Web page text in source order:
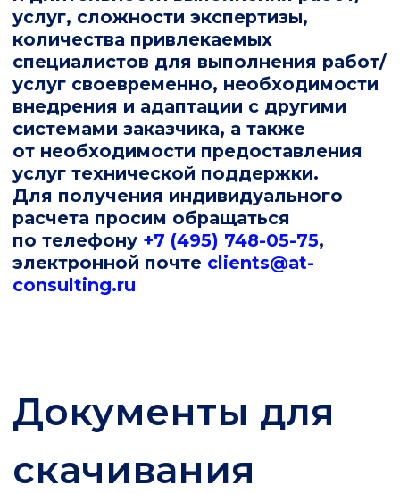
Описание процессов,
обеспечивающих поддержание
жизненного цикла
Руководство администратора